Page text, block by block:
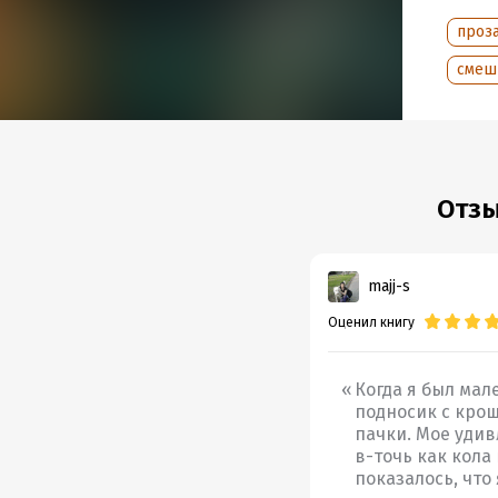
или
Год
Дата
majj-s
Оценил книгу
Когда я был
подносик с
пачки. Мое
в-точь как
показалось,